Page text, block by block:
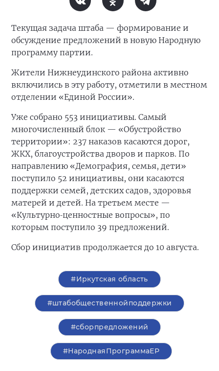
Текущая задача штаба — формирование и
обсуждение предложений в новую Народную
программу партии.
Жители Нижнеудинского района активно
включились в эту работу, отметили в местном
отделении «Единой России».
Уже собрано 553 инициативы. Самый
многочисленный блок — «Обустройство
территории»: 237 наказов касаются дорог,
ЖКХ, благоустройства дворов и парков. По
направлению «Демография, семья, дети»
поступило 52 инициативы, они касаются
поддержки семей, детских садов, здоровья
матерей и детей. На третьем месте —
«Культурно‑ценностные вопросы», по
которым поступило 39 предложений.
Сбор инициатив продолжается до 10 августа.
#Иркутская область
#штабобщественнойподдержки
#сборпредложений
#НароднаяПрограммаЕР